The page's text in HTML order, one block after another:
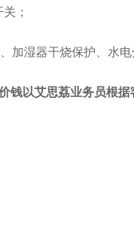
；
加湿器干烧保护、水电
钱以艾思荔业务员根